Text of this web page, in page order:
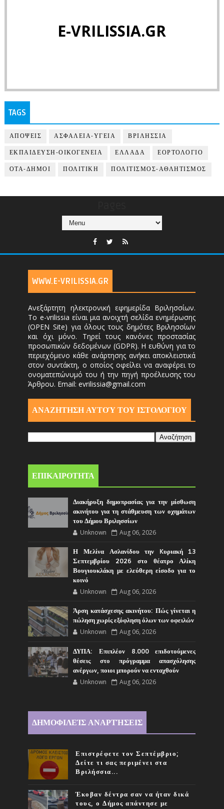
E-VRILISSIA.GR
TAGS
ΑΠΟΨΕΙΣ ΑΣΦΑΛΕΙΑ-ΥΓΕΙΑ ΒΡΙΛΗΣΣΙΑ
ΕΚΠΑΙΔΕΥΣΗ-ΟΙΚΟΓΕΝΕΙΑ ΕΛΛΑΔΑ ΕΟΡΤΟΛΟΓΙΟ
ΟΤΑ-ΔΗΜΟΙ ΠΟΛΙΤΙΚΗ ΠΟΛΙΤΙΣΜΟΣ-ΑΘΛΗΤΙΣΜΟΣ
WWW.E-VRILISSIA.GR
Ανεξάρτητη ηλεκτρονική εφημερίδα Βριλησσίων.
Το e-vrilissia είναι μια ανοιχτή σελίδα ενημέρωσης
(OPEN Site) για όλους τους δημότες Βριλησσίων
και όχι μόνο. Τηρεί τους κανόνες προστασίας
προσωπικών δεδομένων (GDPR). Η ευθύνη για το
περιεχόμενο κάθε ανάρτησης ανήκει αποκλειστικά
στον συντάκτη, ο οποίος οφείλει να αναφέρει το
ονοματεπώνυμό του ή την πηγή προέλευσης του
Άρθρου. Email: evrilissia@gmail.com
ΑΝΑΖΗΤΗΣΗ ΑΥΤΟΎ ΤΟΥ ΙΣΤΟΛΟΓΙΟΥ
ΕΠΙΚΑΙΡΟΤΗΤΑ
Διακήρυξη δημοπρασίας για την μίσθωση
ακινήτου για τη στάθμευση των οχημάτων
του Δήμου Βριλησσίων
Unknown Aug 06, 2026
Η Μελίνα Ασλανίδου την Kυριακή 13
Σεπτεμβρίου 2026 στο θέατρο Αλίκη
Βουγιουκλάκη με ελεύθερη είσοδο για το
κοινό
Unknown Aug 06, 2026
Άρση κατάσχεσης ακινήτου: Πώς γίνεται η
πώληση χωρίς εξόφληση όλων των οφειλών
Unknown Aug 06, 2026
ΔΥΠΑ: Επιπλέον 8.000 επιδοτούμενες
θέσεις στο πρόγραμμα απασχόλησης
ανέργων, ποιοι μπορούν να ενταχθούν
Unknown Aug 06, 2026
ΔΗΜΟΦΙΛΕΊΣ ΑΝΑΡΤΉΣΕΙΣ
Επιστρέφετε τον Σεπτέμβριο;
Δείτε τι σας περιμένει στα
Βριλήσσια...
Έκοβαν δέντρα σαν να ήταν δικά
τους, ο Δήμος απάντησε με